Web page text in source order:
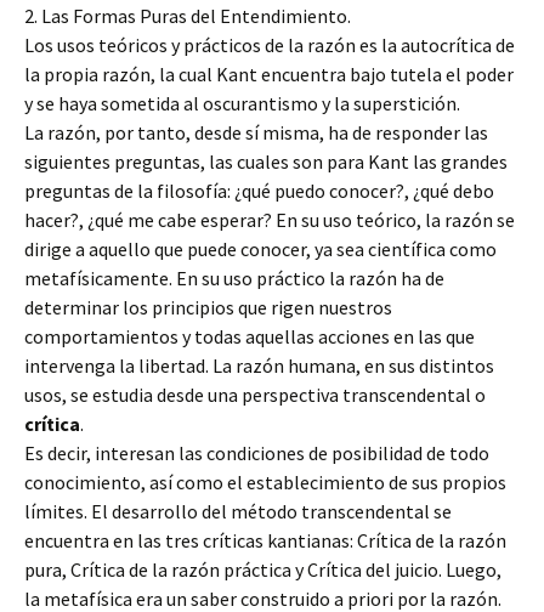
2. Las Formas Puras del Entendimiento.
Los usos teóricos y prácticos de la razón es la autocrítica de
la propia razón, la cual Kant encuentra bajo tutela el poder
y se haya sometida al oscurantismo y la superstición.
La razón, por tanto, desde sí misma, ha de responder las
siguientes preguntas, las cuales son para Kant las grandes
preguntas de la filosofía: ¿qué puedo conocer?, ¿qué debo
hacer?, ¿qué me cabe esperar? En su uso teórico, la razón se
dirige a aquello que puede conocer, ya sea científica como
metafísicamente. En su uso práctico la razón ha de
determinar los principios que rigen nuestros
comportamientos y todas aquellas acciones en las que
intervenga la libertad. La razón humana, en sus distintos
usos, se estudia desde una perspectiva transcendental o
crítica.
Es decir, interesan las condiciones de posibilidad de todo
conocimiento, así como el establecimiento de sus propios
límites. El desarrollo del método transcendental se
encuentra en las tres críticas kantianas: Crítica de la razón
pura, Crítica de la razón práctica y Crítica del juicio. Luego,
la metafísica era un saber construido a priori por la razón.